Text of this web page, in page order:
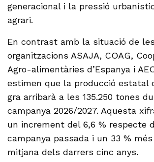
generacional i la pressió
agrari.
En contrast amb la situació de
organitzacions ASAJA, COAG,
Agro-alimentàries d’Espanya i
estimen que la producció estatal
gra arribarà a les 135.250 tones
campanya 2026/2027. Aquesta
un increment del 6,6 % respecte
campanya passada i un 33 %
mitjana dels darrers cinc anys.